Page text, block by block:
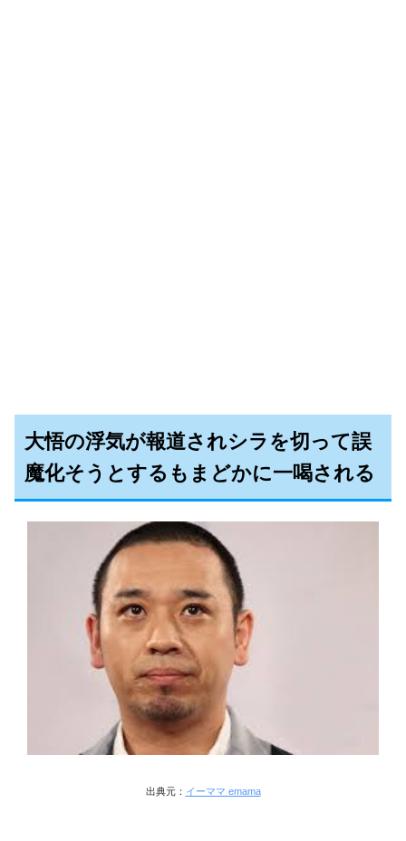
大悟の浮気が報道されシラを切って誤
魔化そうとするもまどかに一喝される
出典元： イーママ emama